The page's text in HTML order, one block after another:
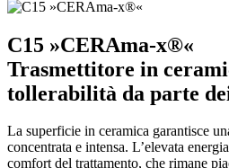
C15 »CERAma-x®«
Trasmettitore in
tollerabilità da parte
La superficie in ceramica garantisce
concentrata e intensa. L’elevata
comfort del trattamento, che rimane